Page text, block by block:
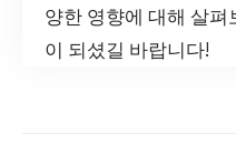
양한 영향에 대해 살
이 되셨길 바랍니다!